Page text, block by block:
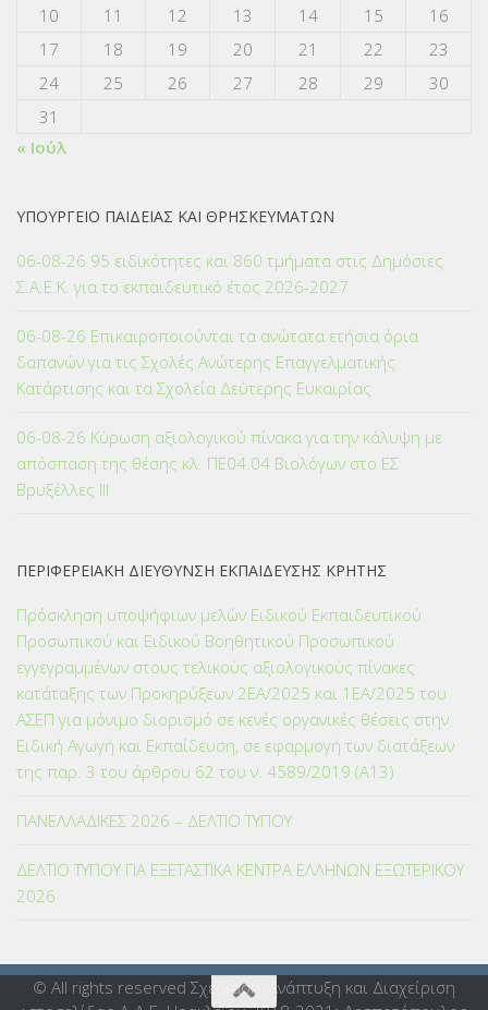
10
11 12 13 14 15
16
17
18 19 20 21 22
23
24
25 26 27 28 29
30
31
« Ιούλ
ΥΠΟΥΡΓΕΙΟ ΠΑΙΔΕΙΑΣ ΚΑΙ ΘΡΗΣΚΕΥΜΑΤΩΝ
06-08-26 95 ειδικότητες και 860 τμήματα στις Δημόσιες
Σ.Α.Ε.Κ. για το εκπαιδευτικό έτος 2026-2027
06-08-26 Επικαιροποιούνται τα ανώτατα ετήσια όρια
δαπανών για τις Σχολές Ανώτερης Επαγγελματικής
Κατάρτισης και τα Σχολεία Δεύτερης Ευκαιρίας
06-08-26 Κύρωση αξιολογικού πίνακα για την κάλυψη με
απόσπαση της θέσης κλ. ΠΕ04.04 Βιολόγων στο ΕΣ
Βρυξέλλες ΙΙΙ
ΠΕΡΙΦΕΡΕΙΑΚΗ ΔΙΕΥΘΥΝΣΗ ΕΚΠΑΙΔΕΥΣΗΣ ΚΡΗΤΗΣ
Πρόσκληση υποψήφιων μελών Ειδικού Εκπαιδευτικού
Προσωπικού και Ειδικού Βοηθητικού Προσωπικού
εγγεγραμμένων στους τελικούς αξιολογικούς πίνακες
κατάταξης των Προκηρύξεων 2ΕΑ/2025 και 1ΕΑ/2025 του
ΑΣΕΠ για μόνιμο διορισμό σε κενές οργανικές θέσεις στην
Ειδική Αγωγή και Εκπαίδευση, σε εφαρμογή των διατάξεων
της παρ. 3 του άρθρου 62 του ν. 4589/2019 (Α΄13)
ΠΑΝΕΛΛΑΔΙΚΕΣ 2026 – ΔΕΛΤΙΟ ΤΥΠΟΥ
ΔΕΛΤΙΟ ΤΥΠΟΥ ΓΙΑ ΕΞΕΤΑΣΤΙΚΑ ΚΕΝΤΡΑ ΕΛΛΗΝΩΝ ΕΞΩΤΕΡΙΚΟΥ
2026
© All rights reserved Σχεδίαση, Ανάπτυξη και Διαχείριση